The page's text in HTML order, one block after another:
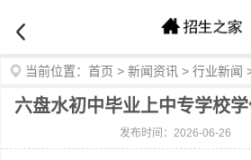
当前位置： 首页 > 新闻资讯 > 行业新闻
六盘水初中毕业上中专学校
发布时间：2026-06-26